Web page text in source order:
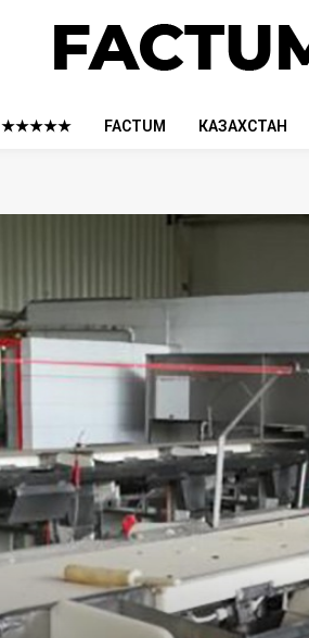
★★★★★ FACTUM КАЗАХСТАН